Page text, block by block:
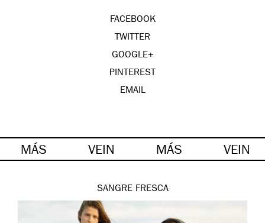
FACEBOOK
TWITTER
GOOGLE+
PINTEREST
EMAIL
MÁS VEIN MÁS VEIN
SANGRE FRESCA